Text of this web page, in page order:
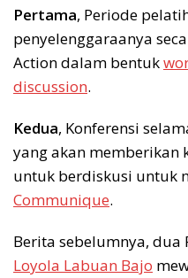
Pertama, Periode
penyelenggaraanya
Action dalam bentuk
discussion.
Kedua, Konferensi
yang akan memberikan
untuk berdiskusi untuk
Communique.
Berita sebelumnya, dua
Loyola Labuan Bajo